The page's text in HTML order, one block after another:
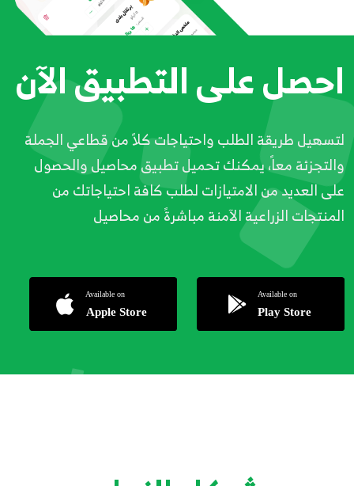
احصل على التطبيق الآن
لتسهيل طريقة الطلب واحتياجات كلاً من قطاعي الجملة
والتجزئة معاً، يمكنك تحميل تطبيق محاصيل والحصول
على العديد من الامتيازات لطلب كافة احتياجاتك من
المنتجات الزراعية الآمنة مباشرةً من محاصيل